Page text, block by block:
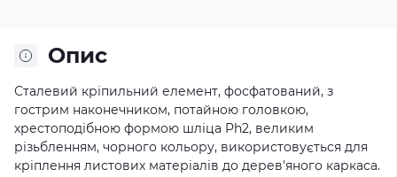
Опис
Сталевий кріпильний елемент, фосфатований, з
гострим наконечником, потайною головкою,
хрестоподібною формою шліца Ph2, великим
різьбленням, чорного кольору, використовується для
кріплення листових матеріалів до дерев'яного каркаса.